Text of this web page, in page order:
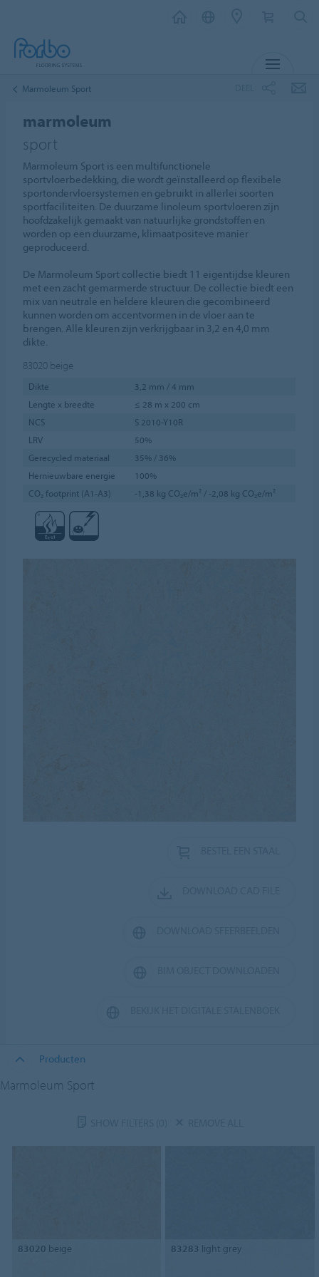
Marmoleum Sport
marmoleum
sport
Marmoleum Sport is een multifunctionele
sportvloerbedekking, die wordt geïnstalleerd op flexibele
sportondervloersystemen en gebruikt in allerlei soorten
sportfaciliteiten. De duurzame linoleum sportvloeren zijn
hoofdzakelijk gemaakt van natuurlijke grondstoffen en
worden op een duurzame, klimaatpositeve manier
geproduceerd.
De Marmoleum Sport collectie biedt 11 eigentijdse kleuren
met een zacht gemarmerde structuur. De collectie biedt een
mix van neutrale en heldere kleuren die gecombineerd
kunnen worden om accentvormen in de vloer aan te
brengen. Alle kleuren zijn verkrijgbaar in 3,2 en 4,0 mm
dikte.
83020 beige
Dikte
3,2 mm / 4 mm
Lengte x breedte
≤ 28 m x 200 cm
NCS
S 2010-Y10R
LRV
50%
Gerecycled materiaal
35% / 36%
Hernieuwbare energie
100%
CO₂ footprint (A1-A3)
-1,38 kg CO₂e/m² / -2,08 kg CO₂e/m²
Producten
Marmoleum Sport
83020 beige 83283 light grey